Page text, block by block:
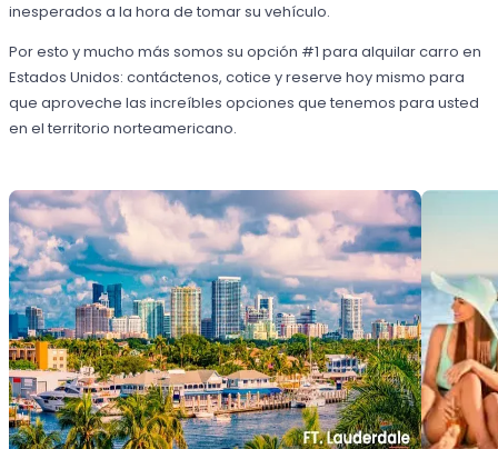
inesperados a la hora de tomar su vehículo.
Por esto y mucho más somos su opción #1 para alquilar carro en
Estados Unidos: contáctenos, cotice y reserve hoy mismo para
que aproveche las increíbles opciones que tenemos para usted
en el territorio norteamericano.